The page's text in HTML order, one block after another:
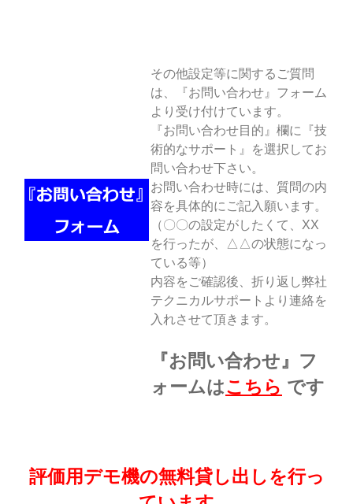
その他設定等に関するご質問
は、『お問い合わせ』フォーム
より受け付けています。
『お問い合わせ目的』欄に『技
術的なサポート』を選択してお
問い合わせ下さい。
お問い合わせ時には、質問の内
容を具体的にご記入願います。
（〇〇の設定がしたくて、XX
を行ったが、△△の状態になっ
ている等）
内容をご確認後、折り返し弊社
テクニカルサポートより連絡を
入れさせて頂きます。
『お問い合わせ』フ
ォームはこちら です
評価用デモ機の無料貸し出しを行っ